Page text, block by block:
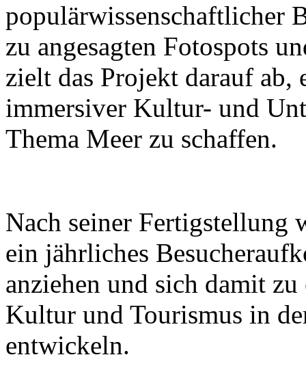
populärwissenschaftlicher
zu angesagten Fotospots
zielt das Projekt darauf
immersiver Kultur- und
Thema Meer zu schaffen.
Nach seiner Fertigstellung
ein jährliches
anziehen und sich damit
Kultur und Tourismus in
entwickeln.